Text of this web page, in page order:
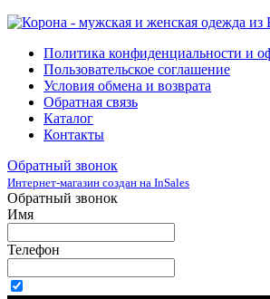
Политика конфиденциальности и
Пользовательское соглашение
Условия обмена и возврата
Обратная связь
Каталог
Контакты
Обратный звонок
Интернет-магазин создан на InSales
Обратный звонок
Имя
Телефон